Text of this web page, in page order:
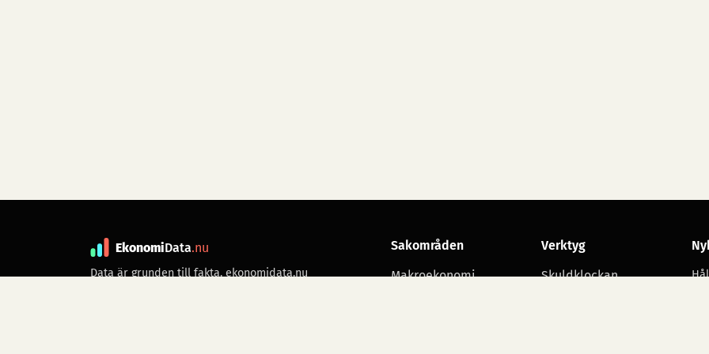
EkonomiData.nu
Data är grunden till fakta. ekonomidata.nu
Sakområden
Makroekonomi
Verktyg
Skuldklockan